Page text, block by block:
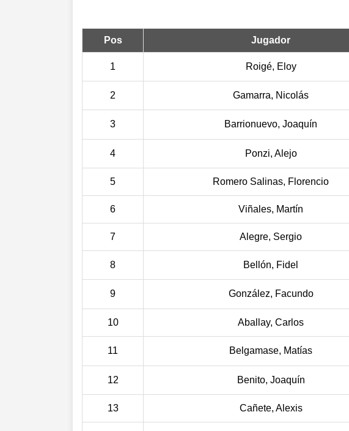
Pos Jugador
1 Roigé, Eloy
2 Gamarra, Nicolás
3 Barrionuevo, Joaquín
4 Ponzi, Alejo
5 Romero Salinas, Florencio
6 Viñales, Martín
7 Alegre, Sergio
8 Bellón, Fidel
9 González, Facundo
10 Aballay, Carlos
11 Belgamase, Matías
12 Benito, Joaquín
13 Cañete, Alexis